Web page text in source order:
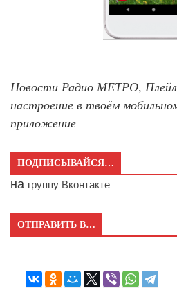
Новости Радио МЕТРО,
настроение в твоём
приложение
ПОДПИСЫВАЙСЯ…
на группу Вконтакте
ОТПРАВИТЬ В…